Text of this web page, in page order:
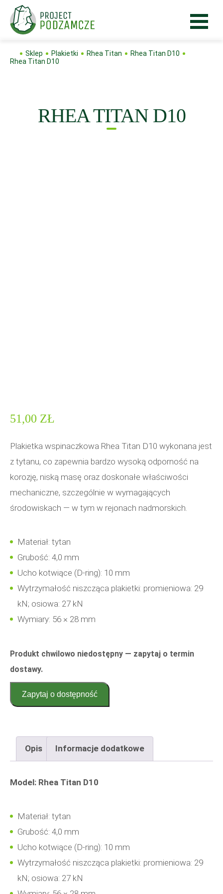
Sklep Plakietki Rhea Titan
Rhea Titan D10
Rhea Titan D10
RHEA TITAN D10
51,00 ZŁ
Plakietka wspinaczkowa Rhea Titan D10 wykonana jest
z tytanu, co zapewnia bardzo wysoką odporność na
korozję, niską masę oraz doskonałe właściwości
mechaniczne, szczególnie w wymagających
środowiskach — w tym w rejonach nadmorskich.
Materiał: tytan
Grubość: 4,0 mm
Ucho kotwiące (D-ring): 10 mm
Wytrzymałość niszcząca plakietki: promieniowa: 29
kN; osiowa: 27 kN
Wymiary: 56 × 28 mm
Produkt chwilowo niedostępny — zapytaj o termin
dostawy.
Zapytaj o dostępność
Opis Informacje dodatkowe
Model: Rhea Titan D10
Materiał: tytan
Grubość: 4,0 mm
Ucho kotwiące (D-ring): 10 mm
Wytrzymałość niszcząca plakietki: promieniowa: 29
kN; osiowa: 27 kN